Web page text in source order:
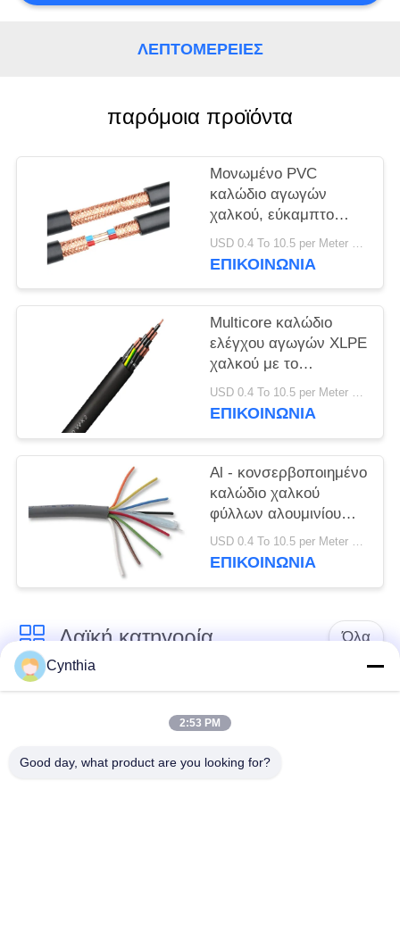
ΠΟΛΙΤΙΚΉ
ΑΠΟΡΡΉΤΟΥ
ΛΕΠΤΟΜΈΡΕΙΕΣ
παρόμοια προϊόντα
Μονωμένο PVC
καλώδιο αγωγών
χαλκού, εύκαμπτο
καλώδιο ελέγχου με τη
θήκη PVC
USD 0.4 To 10.5 per Meter MOQ:1000M
ΕΠΙΚΟΙΝΩΝΙΑ
Multicore καλώδιο
ελέγχου αγωγών XLPE
χαλκού με το
CE/KEMA θηκών PVCUSD 0.4 To 10.5 per Meter MOQ:1000M
ΕΠΙΚΟΙΝΩΝΙΑ
Al - κονσερβοποιημένο
καλώδιο χαλκού
φύλλων αλουμινίου
οθόνη, τυλιγμένοι PVC
πολυ πυρήνες
USD 0.4 To 10.5 per Meter MOQ:1000M
ΕΠΙΚΟΙΝΩΝΙΑ
Λαϊκή κατηγορία Όλα
Xlpe με μόνωση
Μόνωση από PVC
καλωδίου
μεταλλικά μονωμένα
θωρακισμένο
Cynthia
2:53 PM
Good day, what product are you looking for?